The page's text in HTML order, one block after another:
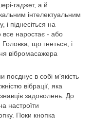
гаджет, а й
інтелектуальним
і піднесіться на
все наростає - або
Головка, що гнеться, і
вібромасажера
в собі м'якість
вібрації, яка
задоволень. До
настроїти
Поки кнопка